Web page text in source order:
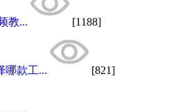
教... [1188]
哪款工... [821]